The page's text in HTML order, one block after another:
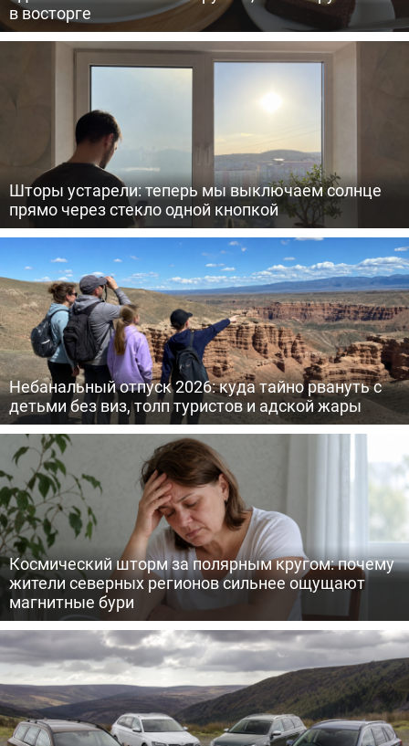
в восторге
Шторы устарели: теперь мы выключаем солнце
прямо через стекло одной кнопкой
Небанальный отпуск 2026: куда тайно рвануть с
детьми без виз, толп туристов и адской жары
Космический шторм за полярным кругом: почему
жители северных регионов сильнее ощущают
магнитные бури